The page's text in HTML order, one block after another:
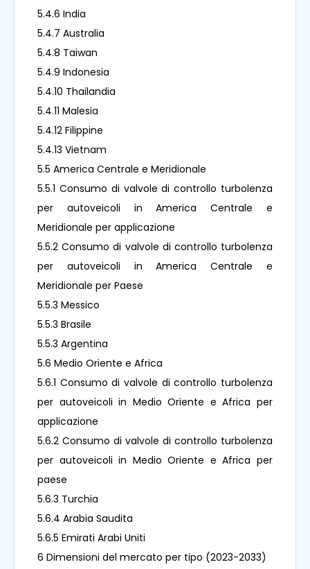
5.4.6 India
5.4.7 Australia
5.4.8 Taiwan
5.4.9 Indonesia
5.4.10 Thailandia
5.4.11 Malesia
5.4.12 Filippine
5.4.13 Vietnam
5.5 America Centrale e Meridionale
5.5.1 Consumo di valvole di controllo turbolenza
per autoveicoli in America Centrale e
Meridionale per applicazione
5.5.2 Consumo di valvole di controllo turbolenza
per autoveicoli in America Centrale e
Meridionale per Paese
5.5.3 Messico
5.5.3 Brasile
5.5.3 Argentina
5.6 Medio Oriente e Africa
5.6.1 Consumo di valvole di controllo turbolenza
per autoveicoli in Medio Oriente e Africa per
applicazione
5.6.2 Consumo di valvole di controllo turbolenza
per autoveicoli in Medio Oriente e Africa per
paese
5.6.3 Turchia
5.6.4 Arabia Saudita
5.6.5 Emirati Arabi Uniti
6 Dimensioni del mercato per tipo (2023-2033)